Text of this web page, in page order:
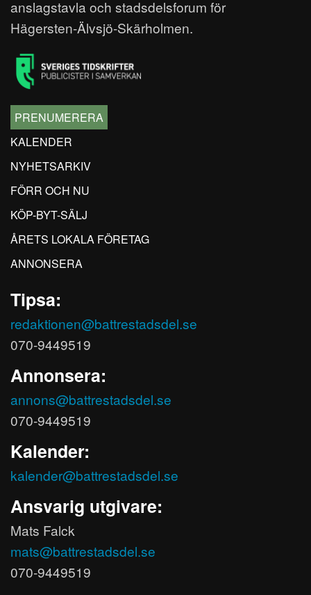
anslagstavla och stadsdelsforum för
Hägersten-Älvsjö-Skärholmen.
PRENUMERERA
KALENDER
NYHETSARKIV
FÖRR OCH NU
KÖP-BYT-SÄLJ
ÅRETS LOKALA FÖRETAG
ANNONSERA
Tipsa:
redaktionen@battrestadsdel.se
070-9449519
Annonsera:
annons@battrestadsdel.se
070-9449519
Kalender:
kalender@battrestadsdel.se
Ansvarig utgivare:
Mats Falck
mats@battrestadsdel.se
070-9449519